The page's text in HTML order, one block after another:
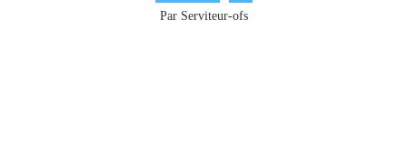
Par Serviteur-ofs